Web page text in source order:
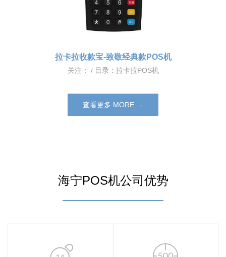
拉卡拉收款宝-致敬经典款POS机
关注： / 目录： 拉卡拉POS机
查看更多 MORE →
海宁POS机公司优势